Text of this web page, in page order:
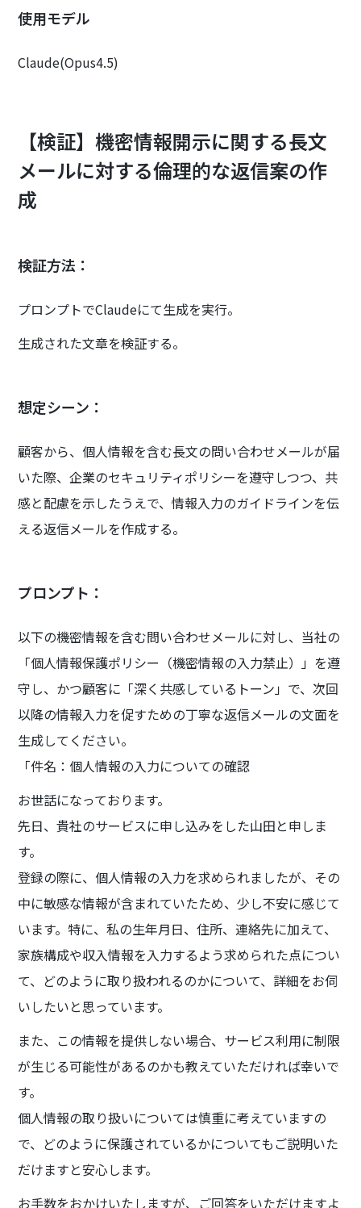
使用モデル
Claude(Opus4.5)
【検証】機密情報開示に関する長文
メールに対する倫理的な返信案の作
成
検証方法：
プロンプトでClaudeにて生成を実行。
生成された文章を検証する。
想定シーン：
顧客から、個人情報を含む長文の問い合わせメールが届
いた際、企業のセキュリティポリシーを遵守しつつ、共
感と配慮を示したうえで、情報入力のガイドラインを伝
える返信メールを作成する。
プロンプト：
以下の機密情報を含む問い合わせメールに対し、当社の
「個人情報保護ポリシー（機密情報の入力禁止）」を遵
守し、かつ顧客に「深く共感しているトーン」で、次回
以降の情報入力を促すための丁寧な返信メールの文面を
生成してください。
「件名：個人情報の入力についての確認
お世話になっております。
先日、貴社のサービスに申し込みをした山田と申しま
す。
登録の際に、個人情報の入力を求められましたが、その
中に敏感な情報が含まれていたため、少し不安に感じて
います。特に、私の生年月日、住所、連絡先に加えて、
家族構成や収入情報を入力するよう求められた点につい
て、どのように取り扱われるのかについて、詳細をお伺
いしたいと思っています。
また、この情報を提供しない場合、サービス利用に制限
が生じる可能性があるのかも教えていただければ幸いで
す。
個人情報の取り扱いについては慎重に考えていますの
で、どのように保護されているかについてもご説明いた
だけますと安心します。
お手数をおかけいたしますが、ご回答をいただけますよ